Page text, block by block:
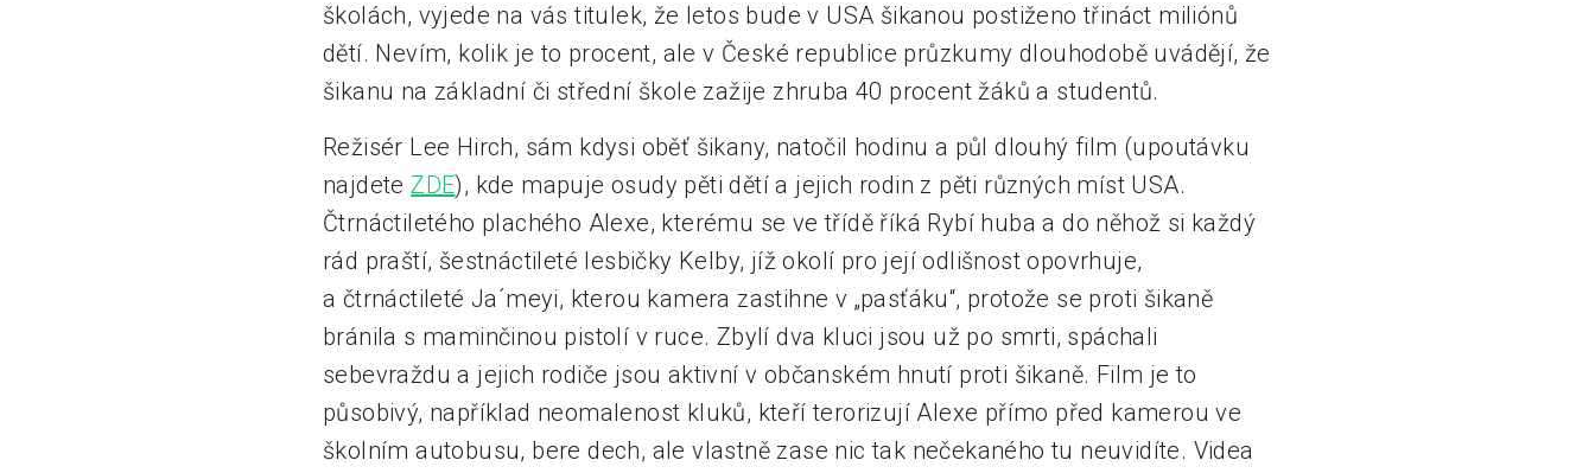
školách, vyjede na vás titulek, že letos bude v USA šikanou postiženo třináct miliónů
dětí. Nevím, kolik je to procent, ale v České republice průzkumy dlouhodobě uvádějí, že
šikanu na základní či střední škole zažije zhruba 40 procent žáků a studentů.
Režisér Lee Hirch, sám kdysi oběť šikany, natočil hodinu a půl dlouhý film (upoutávku
najdeteZDE), kde mapuje osudy pěti dětí a jejich rodin z pěti různých míst USA.
Čtrnáctiletého plachého Alexe, kterému se ve třídě říká Rybí huba a do něhož si každý
rád praští, šestnáctileté lesbičky Kelby, jíž okolí pro její odlišnost opovrhuje,
a čtrnáctileté Ja´meyi, kterou kamera zastihne v „pasťáku“, protože se proti šikaně
bránila s maminčinou pistolí v ruce. Zbylí dva kluci jsou už po smrti, spáchali
sebevraždu a jejich rodiče jsou aktivní v občanském hnutí proti šikaně. Film je to
působivý, například neomalenost kluků, kteří terorizují Alexe přímo před kamerou ve
školním autobusu, bere dech, ale vlastně zase nic tak nečekaného tu neuvidíte. Videa